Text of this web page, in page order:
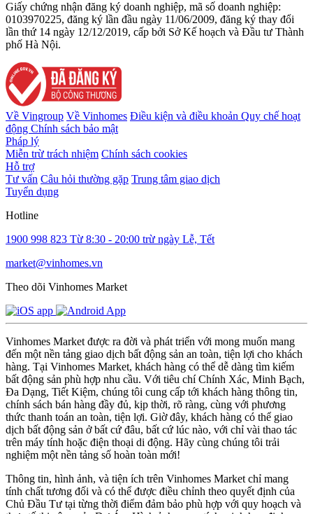
Giấy chứng nhận đăng ký doanh nghiệp, mã số doanh nghiệp:
0103970225, đăng ký lần đầu ngày 11/06/2009, đăng ký thay đổi
lần thứ 14 ngày 12/12/2019, cấp bởi Sở Kế hoạch và Đầu tư Thành
phố Hà Nội.
Về Vingroup Về Vinhomes Điều kiện và điều khoản Quy chế hoạt
động Chính sách bảo mật
Pháp lý
Miễn trừ trách nhiệm Chính sách cookies
Hỗ trợ
Tư vấn Câu hỏi thường gặp Trung tâm giao dịch
Tuyển dụng
Hotline
1900 998 823 Từ 8:30 - 20:00 trừ ngày Lễ, Tết
market@vinhomes.vn
Theo dõi Vinhomes Market
Vinhomes Market được ra đời và phát triển với mong muốn mang
đến một nền tảng giao dịch bất động sản an toàn, tiện lợi cho khách
hàng. Tại Vinhomes Market, khách hàng có thể dễ dàng tìm kiếm
bất động sản phù hợp nhu cầu. Với tiêu chí Chính Xác, Minh Bạch,
Đa Dạng, Tiết Kiệm, chúng tôi cung cấp tới khách hàng thông tin,
chính sách bán hàng đầy đủ, kịp thời, rõ ràng, cùng với phương
thức thanh toán an toàn, tiện lợi. Giờ đây, khách hàng có thể giao
dịch bất động sản ở bất cứ đâu, bất cứ lúc nào, với chỉ vài thao tác
trên máy tính hoặc điện thoại di động. Hãy cùng chúng tôi trải
nghiệm một nền tảng số hoàn toàn mới!
Thông tin, hình ảnh, và tiện ích trên Vinhomes Market chỉ mang
tính chất tương đối và có thể được điều chỉnh theo quyết định của
Chủ Đầu Tư tại từng thời điểm đảm bảo phù hợp với quy hoạch và